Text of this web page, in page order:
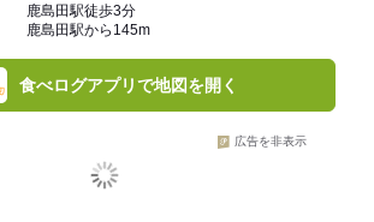
鹿島田駅徒歩3分
鹿島田駅から145m
食べログアプリで地図を開く
広告を非表示